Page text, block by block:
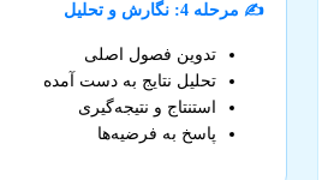
✍️ مرحله 4: نگارش و تحلیل
تدوین فصول اصلی
تحلیل نتایج به دست آمده
استنتاج و نتیجه‌گیری
پاسخ به فرضیه‌ها